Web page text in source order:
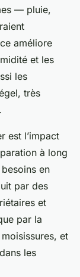
— pluie,
améliore
et les
les
très
est l’impact
à long
en
par des
et
par la
et
les